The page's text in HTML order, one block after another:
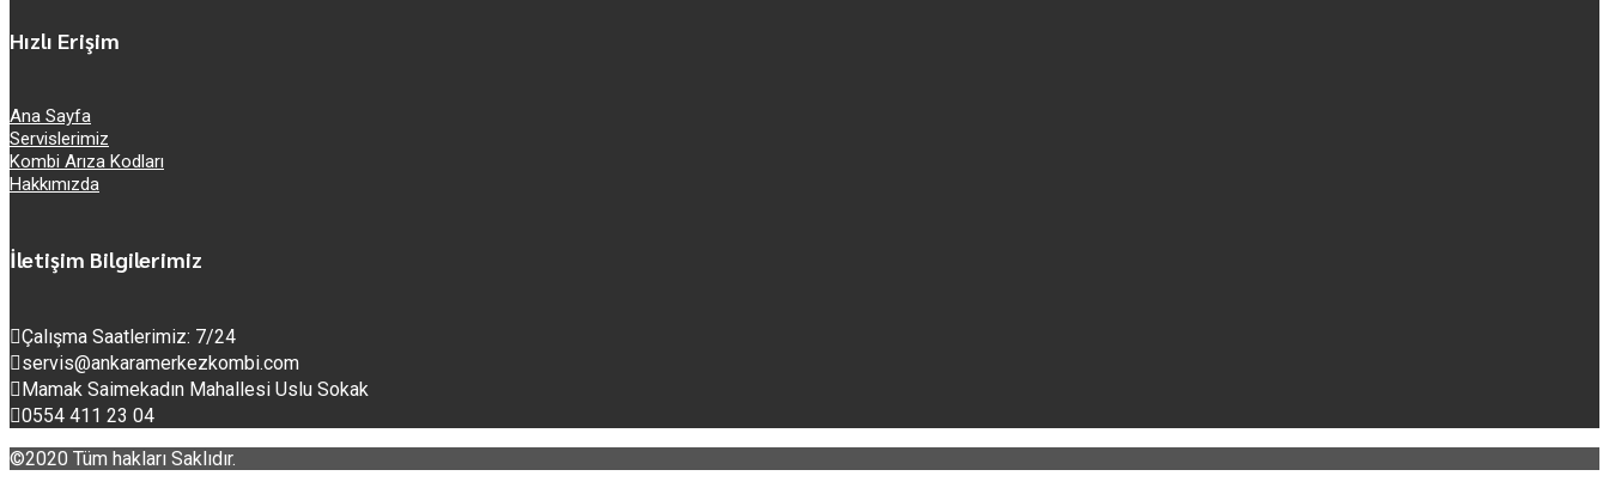
Hızlı Erişim
Ana Sayfa
Servislerimiz
Kombi Arıza Kodları
Hakkımızda
İletişim Bilgilerimiz
Çalışma Saatlerimiz: 7/24
servis@ankaramerkezkombi.com
Mamak Saimekadın Mahallesi Uslu Sokak
0554 411 23 04
©2020 Tüm hakları Saklıdır.